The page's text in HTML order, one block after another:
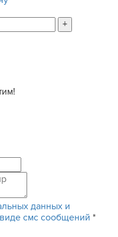
+
данных и
смс сообщений *